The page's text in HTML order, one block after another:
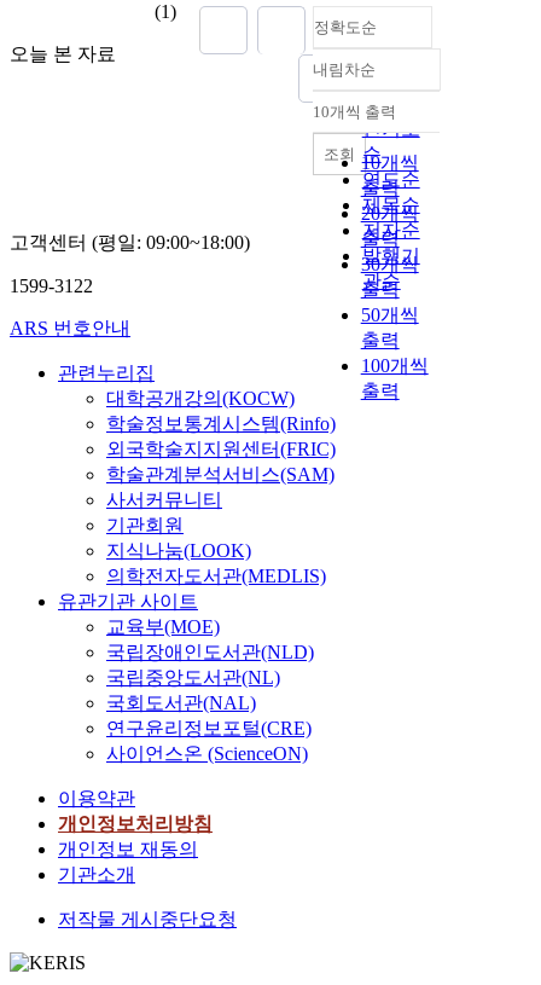
(1)
오늘 본 자료
정확도순
정확도
순
인기도
순
연도순
제목순
저자순
발행기
관순
내림차순
내림차순
10개씩 출력
10개씩
출력
20개씩
출력
30개씩
출력
50개씩
출력
100개씩
출력
조회
고객센터 (평일: 09:00~18:00)
1599-3122
ARS 번호안내
관련누리집
대학공개강의(KOCW)
학술정보통계시스템(Rinfo)
외국학술지지원센터(FRIC)
학술관계분석서비스(SAM)
사서커뮤니티
기관회원
지식나눔(LOOK)
의학전자도서관(MEDLIS)
유관기관 사이트
교육부(MOE)
국립장애인도서관(NLD)
국립중앙도서관(NL)
국회도서관(NAL)
연구윤리정보포털(CRE)
사이언스온 (ScienceON)
이용약관
개인정보처리방침
개인정보 재동의
기관소개
저작물 게시중단요청